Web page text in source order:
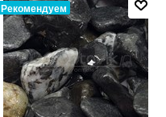
Рекомендуем